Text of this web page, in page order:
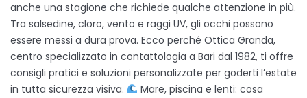
anche una stagione che richiede qualche attenzione in più.
Tra salsedine, cloro, vento e raggi UV, gli occhi possono
essere messi a dura prova. Ecco perché Ottica Granda,
centro specializzato in contattologia a Bari dal 1982, ti offre
consigli pratici e soluzioni personalizzate per goderti l’estate
in tutta sicurezza visiva.
Mare, piscina e lenti: cosa